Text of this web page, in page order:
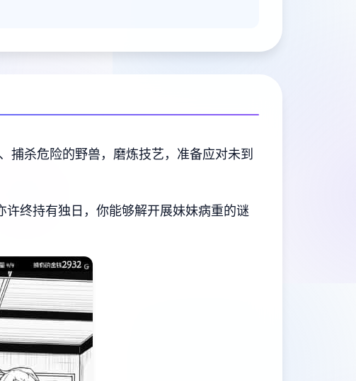
杀危险的野兽，磨炼技艺，准备应对未到
终持有独日，你能够解开展妹妹病重的谜